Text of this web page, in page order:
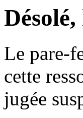
Le pare-
cette
jugée